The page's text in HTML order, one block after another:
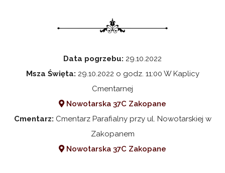
Data pogrzebu: 29.10.2022
Msza Święta: 29.10.2022 o godz. 11:00 W Kaplicy
Cmentarnej
Nowotarska 37C Zakopane
Cmentarz: Cmentarz Parafialny przy ul. Nowotarskiej w
Zakopanem
Nowotarska 37C Zakopane